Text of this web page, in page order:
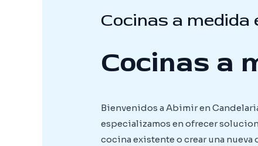
Cocinas a medida
Cocinas a
Bienvenidos a Abimir en
especializamos en ofrecer
cocina existente o crear una